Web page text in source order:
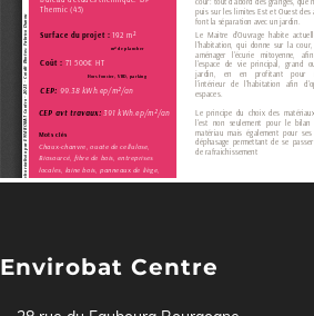
Envirobat Centre